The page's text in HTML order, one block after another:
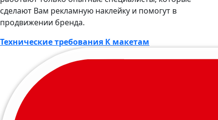
сделают Вам рекламную наклейку и помогут в
продвижении бренда.
Технические требования К макетам